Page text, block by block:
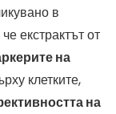
в
екстрактът от
на
клетките,
на